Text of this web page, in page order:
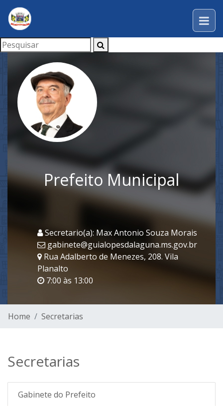
Prefeito Municipal
Secretario(a): Max Antonio Souza Morais
gabinete@guialopesdalaguna.ms.gov.br
Rua Adalberto de Menezes, 208. Vila
Planalto
7:00 às 13:00
Home Secretarias
Secretarias
Gabinete do Prefeito